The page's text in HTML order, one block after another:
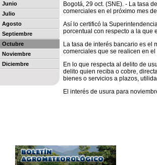
Junio
Julio
Agosto
Septiembre
Octubre
Noviembre
Diciembre
Bogotá, 29 oct. (SNE). - La tasa
comerciales en el próximo mes
Así lo certificó la
porcentual con respecto a la que
La tasa de interés bancario es el
comerciales que se realicen en el
En lo que respecta al delito de
delito quien reciba o cobre,
bienes o servicios a plazos,
El interés de usura para